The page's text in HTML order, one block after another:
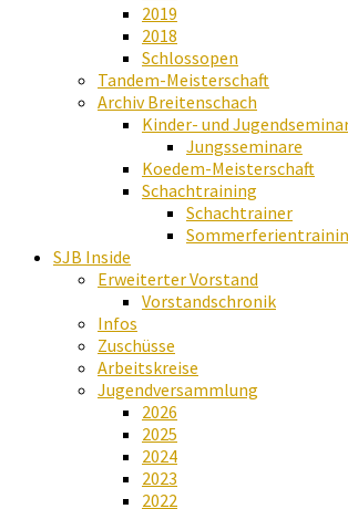
2019
2018
Schlossopen
Tandem-Meisterschaft
Archiv Breitenschach
Kinder- und
Jungsseminare
Koedem-Meisterschaft
Schachtraining
Schachtrainer
SJB Inside
Erweiterter Vorstand
Vorstandschronik
Infos
Zuschüsse
Arbeitskreise
Jugendversammlung
2026
2025
2024
2023
2022